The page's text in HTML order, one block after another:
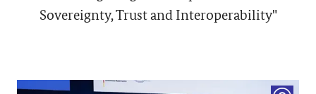
Sovereignty, Trust and Interoperability"